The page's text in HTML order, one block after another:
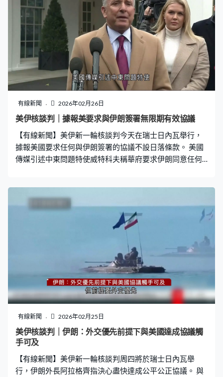
重申不想攻打伊朗，但沒有排除這個選項，不過未有最終
決定，「我們不採取軍事行動則更好，但有時需要用這個
方式完成目標。我們擁有全球最強大的軍隊，沒有東西能
及得上，我想不動武，但有時你需要。」他前往得州出席
活動前重申伊朗絕不能提煉濃縮鈾，敦促對方盡快達成協
議。 負責協調談判的阿曼外交大臣巴德爾跟美國副總統萬
斯會晤，交代美伊談判進展。他接受哥倫比亞廣播公司專
訪時透露伊朗原則上同意不擁有製造核武的材料，又會放
棄囤積濃縮鈾，以將庫存內的濃縮鈾濃度稀釋至最低水
平，轉化作核燃料，並讓國際原子能機構進行全面核查，
形容美伊核協議觸手可及，呼籲外界給予空間。 美國繼續
向伊朗施壓，國務院宣布把伊朗列入「支持非法拘禁的國
家」名單，敦促伊朗釋放所有被拘留的美國人，又
有線新聞 2026年02月26日
美伊核談判｜據報美要求與伊朗簽署無限期有效協議
【有線新聞】美伊新一輪核談判今天在瑞士日內瓦舉行，
據報美國要求任何與伊朗簽署的協議不設日落條款。 美國
傳媒引述中東問題特使威特科夫稱華府要求伊朗同意任何
存。 另一方面，伊朗外長阿拉格齊回應美國總統特朗普在
國情咨文聲稱伊朗正在研製很快能打到美國的導彈的說法
是假新聞，表示有意將導彈射程限制在2,000公里內，並只
用於防禦和威懾，而非構成全球威脅。
有線新聞 2026年02月25日
美伊核談判｜伊朗：外交優先前提下與美國達成協議觸
手可及
【有線新聞】美伊新一輪核談判周四將於瑞士日內瓦舉
行，伊朗外長阿拉格齊指決心盡快達成公平公正協議。 與